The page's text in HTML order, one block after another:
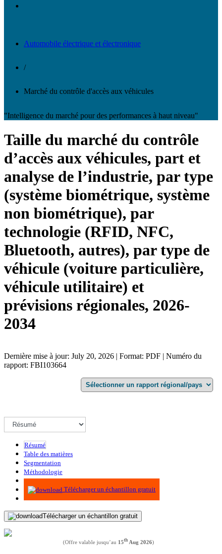
Automobile électrique et électronique
/
Marché du contrôle d'accès aux véhicules
"Intelligence du marché pour des performances à haut niveau"
Taille du marché du contrôle
d’accès aux véhicules, part et
analyse de l’industrie, par type
(système biométrique, système
non biométrique), par
technologie (RFID, NFC,
Bluetooth, autres), par type de
véhicule (voiture particulière,
véhicule utilitaire) et
prévisions régionales, 2026-
2034
Dernière mise à jour: July 20, 2026 | Format: PDF | Numéro du
rapport: FBI103664
Résumé
Table des matières
Segmentation
Méthodologie
Infographie
Télécharger un échantillon gratuit
Télécharger un échantillon gratuit
(Offre valable jusqu’au 15th Aug 2026)